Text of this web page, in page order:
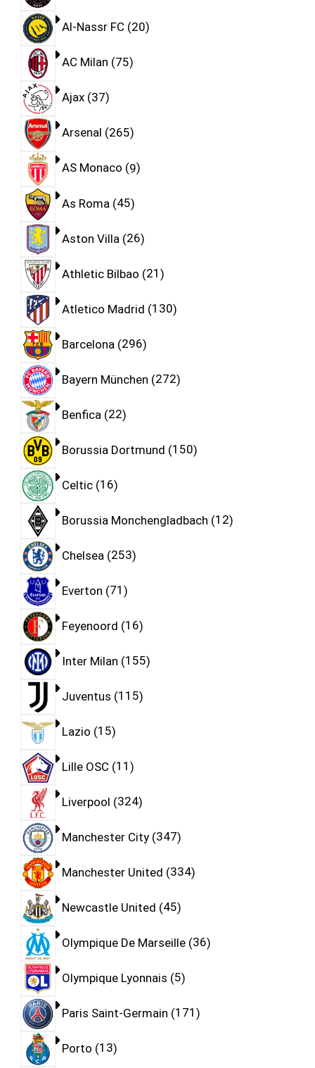
Al-Nassr FC 20
AC Milan 75
Ajax 37
Arsenal 265
AS Monaco 9
As Roma 45
Aston Villa 26
Athletic Bilbao 21
Atletico Madrid 130
Barcelona 296
Bayern München 272
Benfica 22
Borussia Dortmund 150
Celtic 16
Borussia Monchengladbach 12
Chelsea 253
Everton 71
Feyenoord 16
Inter Milan 155
Juventus 115
Lazio 15
Lille OSC 11
Liverpool 324
Manchester City 347
Manchester United 334
Newcastle United 45
Olympique De Marseille 36
Olympique Lyonnais 5
Paris Saint-Germain 171
Porto 13